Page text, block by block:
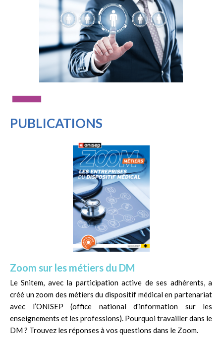
PUBLICATIONS
Zoom sur les métiers du DM
Le Snitem, avec la participation active de ses adhérents, a
créé un zoom des métiers du dispositif médical en partenariat
avec l’ONISEP (office national d'information sur les
enseignements et les professions). Pourquoi travailler dans le
DM ? Trouvez les réponses à vos questions dans le Zoom.